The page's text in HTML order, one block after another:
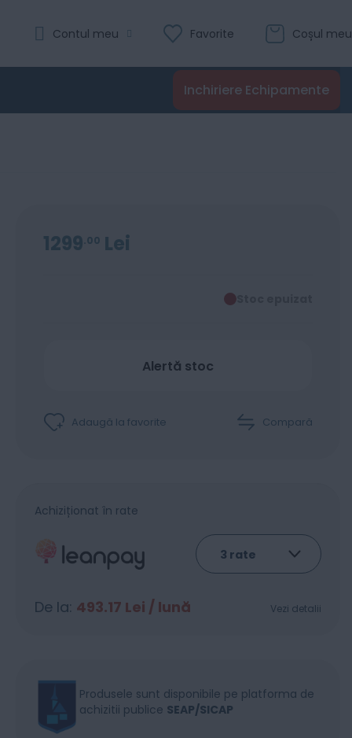
Coșul meu
Favorite
Contul meu
Inchiriere Echipamente
1299 00 Lei
Stoc epuizat
Alertă stoc
Adaugă la favorite Compară
Achiziționat în rate
De la: 493.17 Lei / lună Vezi detalii
Produsele sunt disponibile pe platforma de
achizitii publice SEAP/SICAP